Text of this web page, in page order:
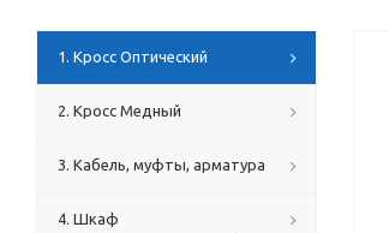
1. Кросс Оптический
2. Кросс Медный
3. Кабель, муфты, арматура
4. Шкаф